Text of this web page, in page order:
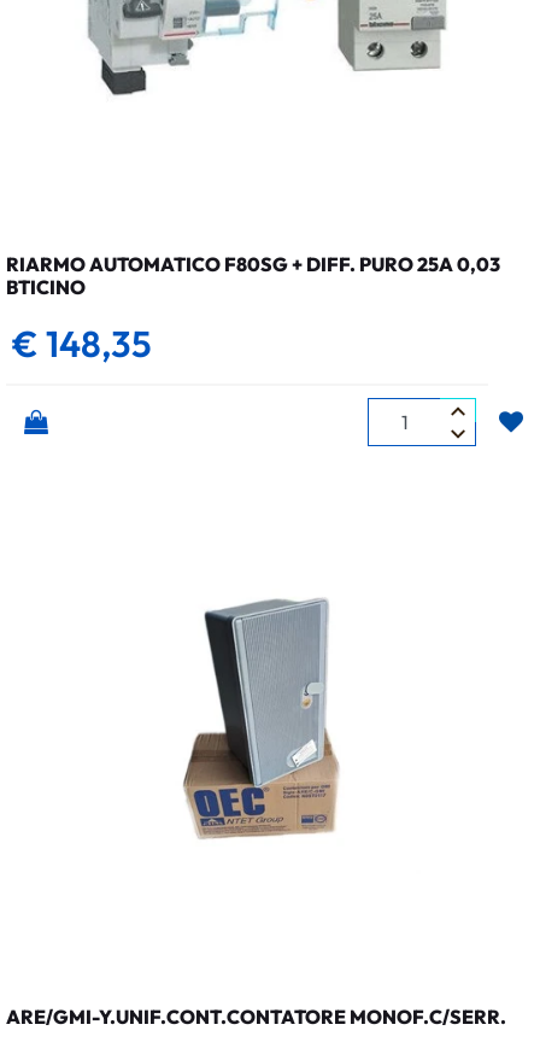
RIARMO AUTOMATICO F80SG + DIFF. PURO 25A 0,03
BTICINO
€ 148,35
Quantità
ARE/GMI-Y.UNIF.CONT.CONTATORE MONOF.C/SERR.